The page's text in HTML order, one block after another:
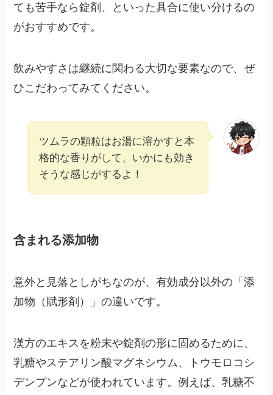
ても苦手なら錠剤、といった具合に使い分けるの
がおすすめです。
飲みやすさは継続に関わる大切な要素なので、ぜ
ひこだわってみてください。
ツムラの顆粒はお湯に溶かすと本
格的な香りがして、いかにも効き
そうな感じがするよ！
含まれる添加物
意外と見落としがちなのが、有効成分以外の「添
加物（賦形剤）」の違いです。
漢方のエキスを粉末や錠剤の形に固めるために、
乳糖やステアリン酸マグネシウム、トウモロコシ
デンプンなどが使われています。例えば、乳糖不